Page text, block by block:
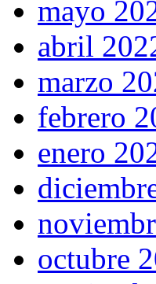
mayo
abril
marzo
febrero
enero
octubre